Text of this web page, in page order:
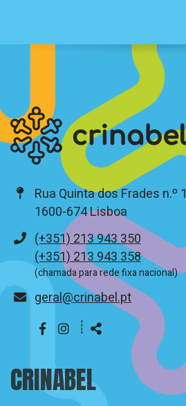
Rua Quinta dos Frades n.º 1
1600-674 Lisboa
Telefone
(+351) 213 943 350
(+351) 213 943 358
(chamada para rede fixa nacional)
E-
geral@crinabel.pt
Siga-
┊
Partilhar
CRINABEL